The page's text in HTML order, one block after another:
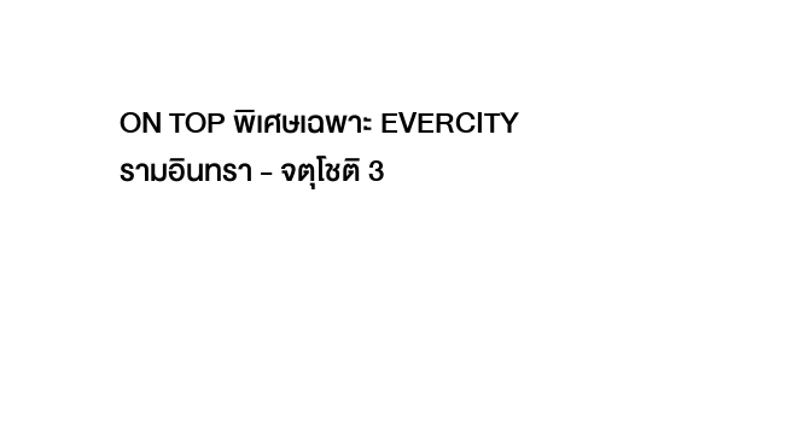
ON TOP พิเศษเฉพาะ EVERCITY
รามอินทรา - จตุโชติ 3